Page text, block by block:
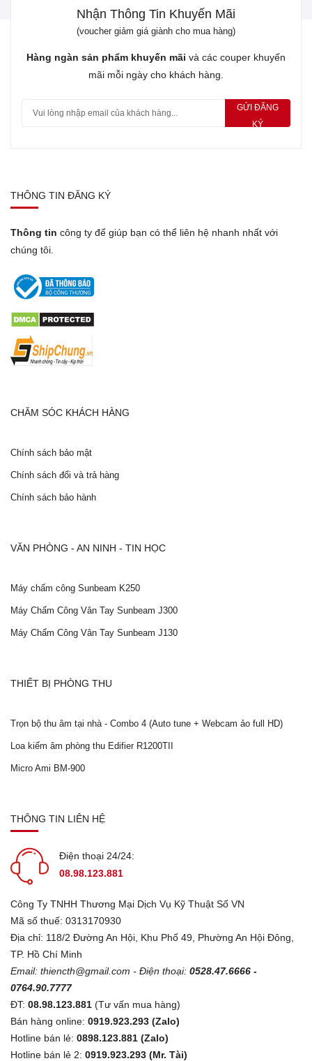
Nhận Thông Tin Khuyến Mãi
(voucher giảm giá giành cho mua hàng)
Hàng ngàn sản phẩm khuyến mãi và các couper khuyến
mãi mỗi ngày cho khách hàng.
GỬI ĐĂNG
KÝ
THÔNG TIN ĐĂNG KÝ
Thông tin công ty để giúp bạn có thể liên hệ nhanh nhất với
chúng tôi.
CHĂM SÓC KHÁCH HÀNG
Chính sách bảo mật
Chính sách đổi và trả hàng
Chính sách bảo hành
VĂN PHÒNG - AN NINH - TIN HỌC
Máy chấm công Sunbeam K250
Máy Chấm Công Vân Tay Sunbeam J300
Máy Chấm Công Vân Tay Sunbeam J130
THIẾT BỊ PHÒNG THU
Trọn bộ thu âm tại nhà - Combo 4 (Auto tune + Webcam ảo full HD)
Loa kiểm âm phòng thu Edifier R1200TII
Micro Ami BM-900
THÔNG TIN LIÊN HỆ
Điện thoại 24/24:
08.98.123.881
Công Ty TNHH Thương Mại Dịch Vụ Kỹ Thuật Số VN
Mã số thuế: 0313170930
Địa chỉ: 118/2 Đường An Hội, Khu Phố 49, Phường An Hội Đông,
TP. Hồ Chí Minh
Email: thiencth@gmail.com - Điện thoại: 0528.47.6666 -
0764.90.7777
ĐT: 08.98.123.881 (Tư vấn mua hàng)
Bán hàng online: 0919.923.293 (Zalo)
Hotline bán lẻ: 0898.123.881 (Zalo)
Hotline bán lẻ 2: 0919.923.293 (Mr. Tài)